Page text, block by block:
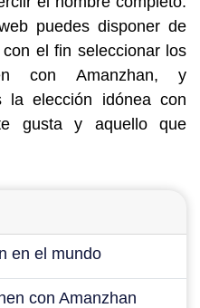
puedes disponer de
el fin seleccionar los
con Amanzhan, y
la elección idónea con
gusta y aquello que
en el mundo
con Amanzhan